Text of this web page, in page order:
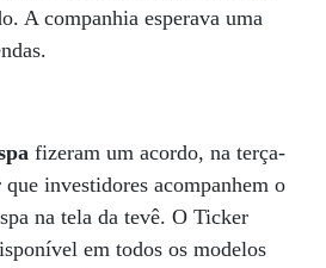
A companhia esperava uma
fizeram um acordo, na terça-
investidores acompanhem o
na tela da tevê. O Ticker
em todos os modelos